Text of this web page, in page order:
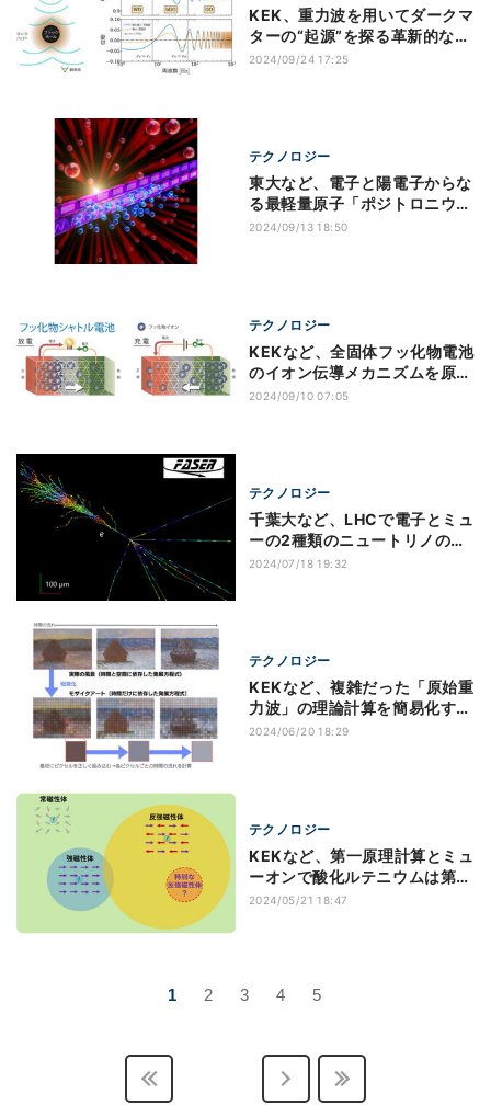
KEK、重力波を用いてダークマ
ターの“起源”を探る革新的な手
法を開発
2024/09/24 17:25
テクノロジー
東大など、電子と陽電子からな
る最軽量原子「ポジトロニウ
ム」の冷却に成功
2024/09/13 18:50
テクノロジー
KEKなど、全固体フッ化物電池
のイオン伝導メカニズムを原子
レベルで解明
2024/09/10 07:05
テクノロジー
千葉大など、LHCで電子とミュ
ーの2種類のニュートリノの反
応断面積を初計測
2024/07/18 19:32
テクノロジー
KEKなど、複雑だった「原始重
力波」の理論計算を簡易化する
ことに成功
2024/06/20 18:29
テクノロジー
KEKなど、第一原理計算とミュ
ーオンで酸化ルテニウムは第3
の磁性体か検証
2024/05/21 18:47
1 2 3 4 5